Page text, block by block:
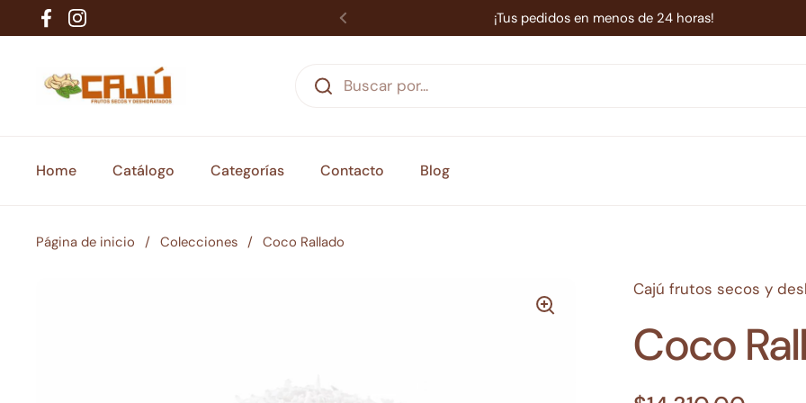
Ir al contenido
FacebookInstagram
¡Tus pedidos en menos de 24 horas!
Home Catálogo Categorías Contacto Blog
Página de inicio / Colecciones / Coco Rallado
Cajú frutos secos y
Coco